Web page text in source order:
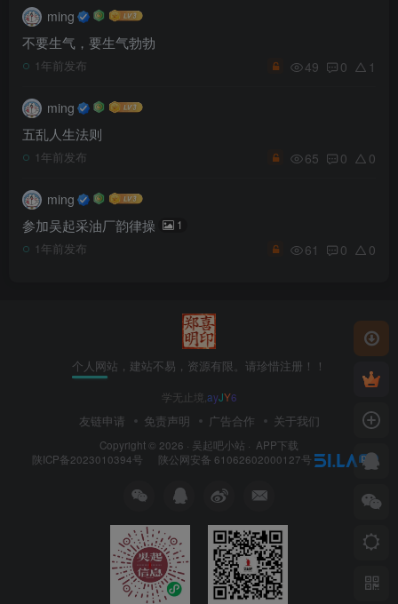
ming
不要生气，要生气勃勃
1年前发布 49 0 1
ming
五乱人生法则
1年前发布 65 0 0
ming
参加吴起采油厂韵律操 1
1年前发布 61 0 0
个人网站，建站不易，资源有限。请珍惜注册！！
学无止境 $co(v
友链申请 免责声明 广告合作 关于我们
Copyright © 2026 · 吴起吧小站 · APP下载
陕ICP备2023010394号
陕公网安备 61062602000127号